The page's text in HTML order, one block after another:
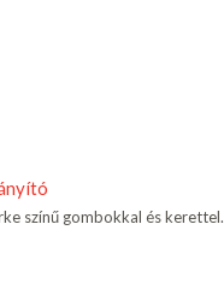
színű gombokkal és kerettel.